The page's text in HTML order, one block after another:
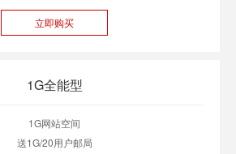
立即购买
1G全能型
1G网站空间
送1G/20用户邮局